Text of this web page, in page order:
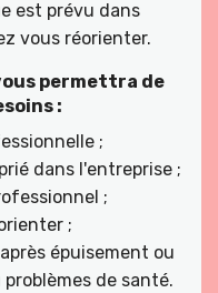
est prévu dans
vous réorienter.
permettra de
:
;
dans l'entreprise ;
;
;
épuisement ou
de santé.